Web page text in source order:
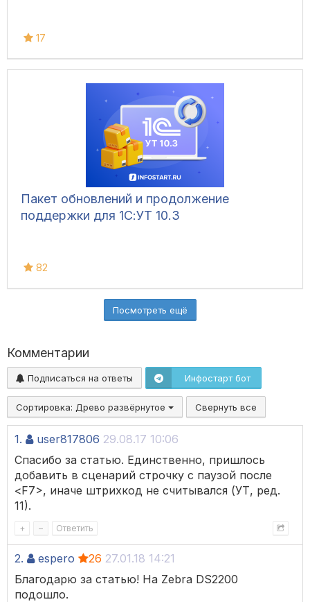
17
Пакет обновлений и продолжение
поддержки для 1С:УТ 10.3
82
Посмотреть ещё
Комментарии
Подписаться на ответы Инфостарт бот
Сортировка: Древо развёрнутое Свернуть все
1. user817806 29.08.17 10:06
Спасибо за статью. Единственно, пришлось
добавить в сценарий строчку с паузой после
<F7>, иначе штрихкод не считывался (УТ, ред.
11).
+ – Ответить
2. espero 26 27.01.18 14:21
Благодарю за статью! На Zebra DS2200
подошло.